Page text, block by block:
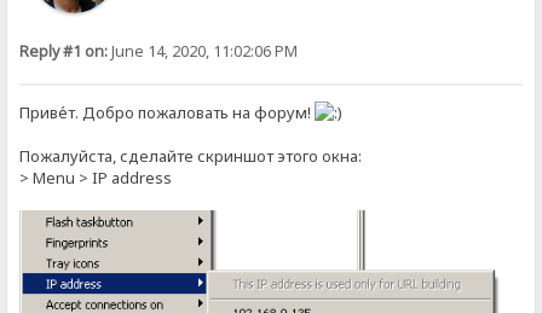
Reply #1 on:June 14, 2020, 11:02:06 PM
Приве́т. Добро пожаловать на форум!
Пожалуйста, сделайте скриншот этого окна:
> Menu > IP address